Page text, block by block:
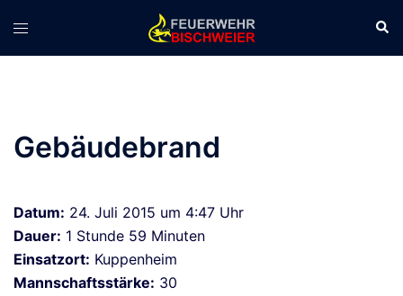
Inhalt
springen
Menü
Gebäudebrand
Datum: 24. Juli 2015 um 4:47 Uhr
Dauer: 1 Stunde 59 Minuten
Einsatzort: Kuppenheim
Mannschaftsstärke: 30